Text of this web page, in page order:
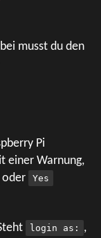
musst du den
Pi
einer Warnung,
oder Yes
login as:
,